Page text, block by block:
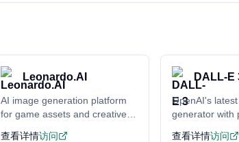
Leonardo.AI
AI image generation platform
for game assets and creative
查看详情访问
DALL-E
OpenAI's
generator with
查看详情访问